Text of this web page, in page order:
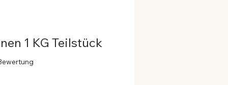
1 KG Teilstück
von fünf Sternen, basierend auf 1 Bewertung.